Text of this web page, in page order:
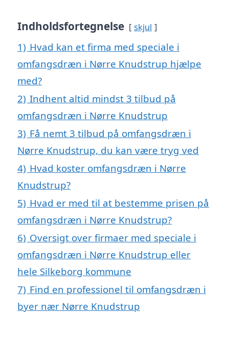
Indholdsfortegnelse skjul
1) Hvad kan et firma med speciale i
omfangsdræn i Nørre Knudstrup hjælpe
med?
2) Indhent altid mindst 3 tilbud på
omfangsdræn i Nørre Knudstrup
3) Få nemt 3 tilbud på omfangsdræn i
Nørre Knudstrup, du kan være tryg ved
4) Hvad koster omfangsdræn i Nørre
Knudstrup?
5) Hvad er med til at bestemme prisen på
omfangsdræn i Nørre Knudstrup?
6) Oversigt over firmaer med speciale i
omfangsdræn i Nørre Knudstrup eller
hele Silkeborg kommune
7) Find en professionel til omfangsdræn i
byer nær Nørre Knudstrup